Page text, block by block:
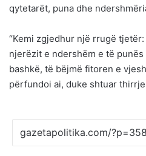
qytetarët, puna dhe
“Kemi zgjedhur një rrugë
njerëzit e ndershëm e të
bashkë, të bëjmë fitoren e
përfundoi ai, duke shtuar